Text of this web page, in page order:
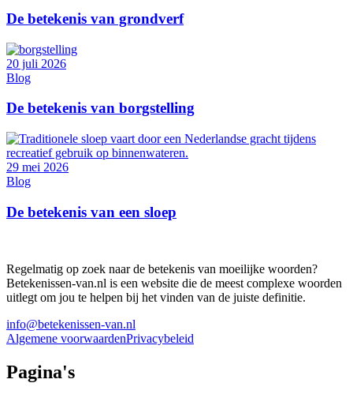
De betekenis van grondverf
20 juli 2026
Blog
De betekenis van borgstelling
29 mei 2026
Blog
De betekenis van een sloep
Regelmatig op zoek naar de betekenis van moeilijke woorden?
Betekenissen-van.nl is een website die de meest complexe woorden
uitlegt om jou te helpen bij het vinden van de juiste definitie.
info@betekenissen-van.nl
Algemene voorwaardenPrivacybeleid
Pagina's